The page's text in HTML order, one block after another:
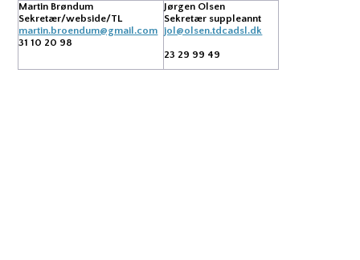
Martin Brøndum
Sekretær/webside/TL
martin.broendum@gmail.com
31 10 20 98
Jørgen Olsen
Sekretær suppleannt
jol@olsen.tdcadsl.dk
23 29 99 49